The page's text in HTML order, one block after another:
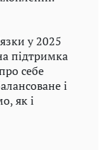
у 2025
підтримка
себе
і
як і